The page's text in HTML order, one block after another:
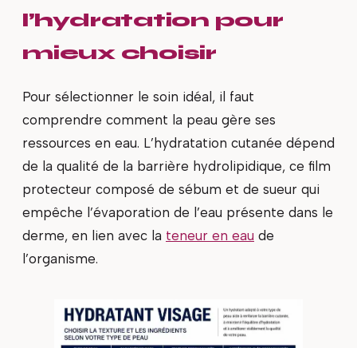
l’hydratation pour
mieux choisir
Pour sélectionner le soin idéal, il faut
comprendre comment la peau gère ses
ressources en eau. L’hydratation cutanée dépend
de la qualité de la barrière hydrolipidique, ce film
protecteur composé de sébum et de sueur qui
empêche l’évaporation de l’eau présente dans le
derme, en lien avec la teneur en eau de
l’organisme.